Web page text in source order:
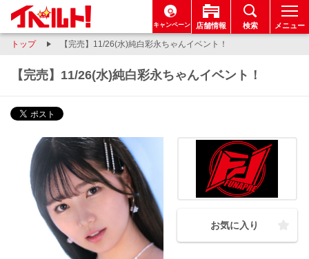
キャンペーン 店舗情報 検索 メニュー
トップ 【完売】11/26(水)純白彩永ちゃんイベント！
【完売】11/26(水)純白彩永ちゃんイベント！
お気に入り